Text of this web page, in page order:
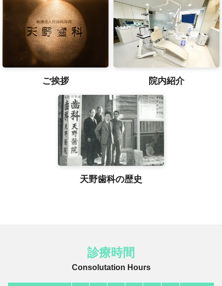
ご挨拶 院内紹介
天野歯科の歴史
診療時間
Consolutation Hours